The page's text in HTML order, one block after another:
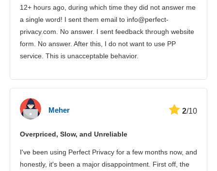
12+ hours ago, during which time they did not answer me
a single word! I sent them email to info@perfect-
privacy.com. No answer. I sent feedback through website
form. No answer. After this, I do not want to use PP
service. This is unacceptable behavior.
Meher 2/10
Overpriced, Slow, and Unreliable
I've been using Perfect Privacy for a few months now, and
honestly, it's been a major disappointment. First off, the